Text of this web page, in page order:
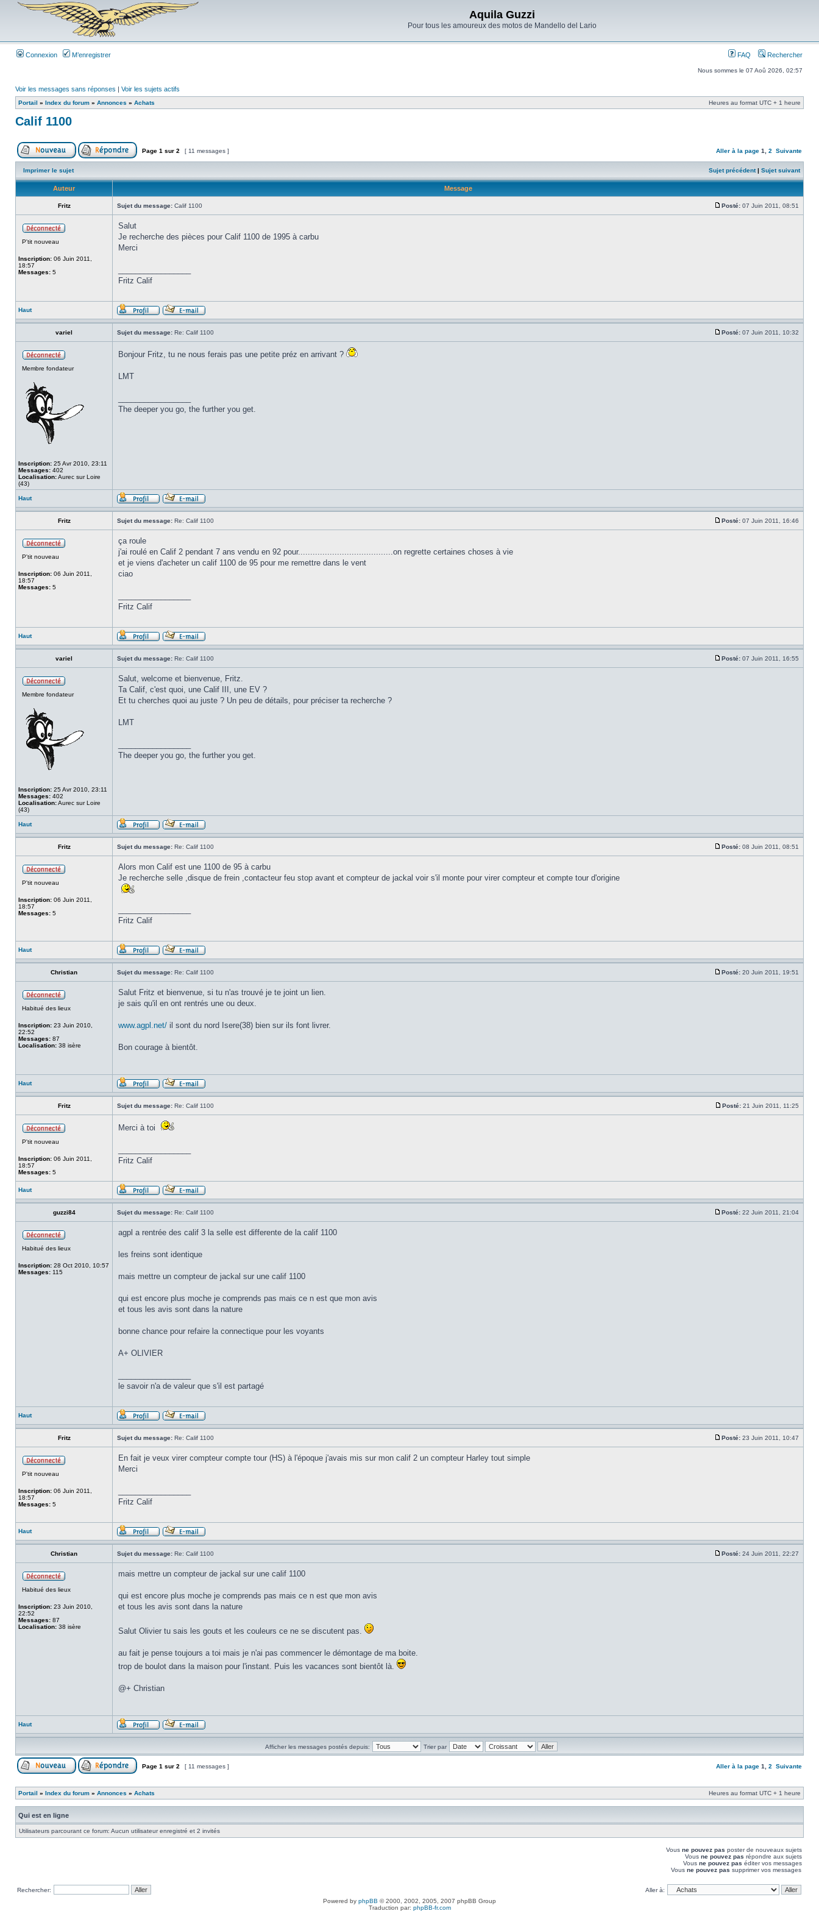
Aquila Guzzi
Pour tous les amoureux des motos de Mandello del Lario
Connexion M’enregistrer FAQ Rechercher
Nous sommes le 07 Aoû 2026, 02:57
Voir les messages sans réponses | Voir les sujets actifs
Portail » Index du forum » Annonces » Achats Heures au format UTC + 1 heure
Calif 1100
Page 1 sur 2 [ 11 messages ] Aller à la page 1 2 Suivante
Imprimer le sujet Sujet précédent| Sujet suivant
Auteur Message
Fritz Sujet du message: Calif 1100 Posté: 07 Juin 2011, 08:51
P'tit nouveau
Inscription: 06 Juin 2011,
18:57
Messages: 5
Salut
Je recherche des pièces pour Calif 1100 de 1995 à carbu
Merci
Fritz Calif
Haut
variel Sujet du message: Re: Calif 1100 Posté: 07 Juin 2011, 10:32
Membre fondateur
Inscription: 25 Avr 2010, 23:11
Messages: 402
Localisation:Aurec sur Loire
(43)
Bonjour Fritz, tu ne nous ferais pas une petite préz en arrivant ?
LMT
The deeper you go, the further you get.
Haut
Fritz Sujet du message: Re: Calif 1100 Posté: 07 Juin 2011, 16:46
P'tit nouveau
Inscription: 06 Juin 2011,
18:57
Messages: 5
ça roule
j'ai roulé en Calif 2 pendant 7 ans vendu en 92 pour.......................................on regrette certaines choses à vie
et je viens d'acheter un calif 1100 de 95 pour me remettre dans le vent
ciao
Fritz Calif
Haut
variel Sujet du message: Re: Calif 1100 Posté: 07 Juin 2011, 16:55
Membre fondateur
Inscription: 25 Avr 2010, 23:11
Messages: 402
Localisation:Aurec sur Loire
(43)
Salut, welcome et bienvenue, Fritz.
Ta Calif, c'est quoi, une Calif III, une EV ?
Et tu cherches quoi au juste ? Un peu de détails, pour préciser ta recherche ?
LMT
The deeper you go, the further you get.
Haut
Fritz Sujet du message: Re: Calif 1100 Posté: 08 Juin 2011, 08:51
P'tit nouveau
Inscription: 06 Juin 2011,
18:57
Messages: 5
Alors mon Calif est une 1100 de 95 à carbu
Je recherche selle ,disque de frein ,contacteur feu stop avant et compteur de jackal voir s'il monte pour virer compteur et compte tour d'origine
Fritz Calif
Haut
Christian Sujet du message: Re: Calif 1100 Posté: 20 Juin 2011, 19:51
Habitué des lieux
Inscription: 23 Juin 2010,
22:52
Messages: 87
Localisation: 38 isère
Salut Fritz et bienvenue, si tu n'as trouvé je te joint un lien.
je sais qu'il en ont rentrés une ou deux.
www.agpl.net/ il sont du nord Isere(38) bien sur ils font livrer.
Bon courage à bientôt.
Haut
Fritz Sujet du message: Re: Calif 1100 Posté: 21 Juin 2011, 11:25
P'tit nouveau
Inscription: 06 Juin 2011,
18:57
Messages: 5
Merci à toi
Fritz Calif
Haut
guzzi84 Sujet du message: Re: Calif 1100 Posté: 22 Juin 2011, 21:04
Habitué des lieux
Inscription: 28 Oct 2010, 10:57
Messages: 115
agpl a rentrée des calif 3 la selle est differente de la calif 1100
les freins sont identique
mais mettre un compteur de jackal sur une calif 1100
qui est encore plus moche je comprends pas mais ce n est que mon avis
et tous les avis sont dans la nature
bonne chance pour refaire la connectique pour les voyants
A+ OLIVIER
le savoir n'a de valeur que s'il est partagé
Haut
Fritz Sujet du message: Re: Calif 1100 Posté: 23 Juin 2011, 10:47
P'tit nouveau
Inscription: 06 Juin 2011,
18:57
Messages: 5
En fait je veux virer compteur compte tour (HS) à l'époque j'avais mis sur mon calif 2 un compteur Harley tout simple
Merci
Fritz Calif
Haut
Christian Sujet du message: Re: Calif 1100 Posté: 24 Juin 2011, 22:27
Habitué des lieux
Inscription: 23 Juin 2010,
22:52
Messages: 87
Localisation: 38 isère
mais mettre un compteur de jackal sur une calif 1100
qui est encore plus moche je comprends pas mais ce n est que mon avis
et tous les avis sont dans la nature
Salut Olivier tu sais les gouts et les couleurs ce ne se discutent pas.
au fait je pense toujours a toi mais je n'ai pas commencer le démontage de ma boite.
trop de boulot dans la maison pour l'instant. Puis les vacances sont bientôt là.
@+ Christian
Haut
Afficher les messages postés depuis: Trier par
Page 1 sur 2 [ 11 messages ] Aller à la page 1 2 Suivante
Portail » Index du forum » Annonces » Achats Heures au format UTC + 1 heure
Qui est en ligne
Utilisateurs parcourant ce forum: Aucun utilisateur enregistré et 2 invités
Vous ne pouvez pas poster de nouveaux sujets
Vous ne pouvez pas répondre aux sujets
Vous ne pouvez pas éditer vos messages
Vous ne pouvez pas supprimer vos messages
Rechercher:
Aller à:
Powered by phpBB © 2000, 2002, 2005, 2007 phpBB Group
Traduction par: phpBB-fr.com